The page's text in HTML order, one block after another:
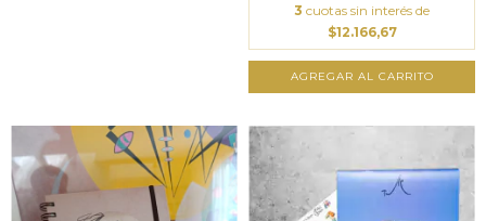
3 cuotas sin interés de
$12.166,67